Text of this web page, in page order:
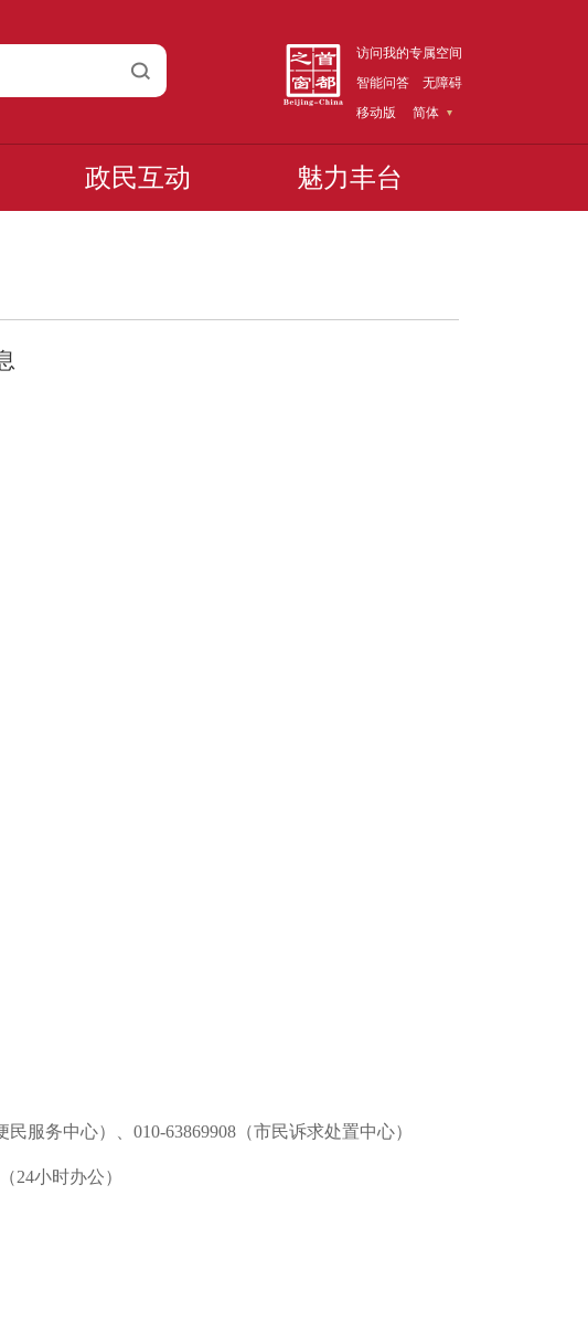
访问我的专属空间
智能问答
无障碍
移动版
简体
政民互动 魅力丰台
服务中心）、010-63869908（市民诉求处置中心）
24小时办公）